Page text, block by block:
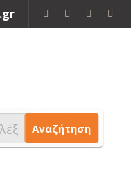
Αναζήτηση